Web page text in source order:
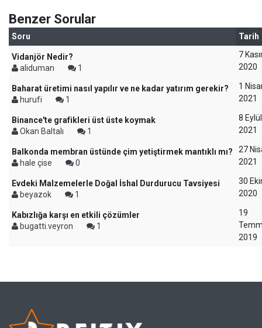
Benzer Sorular
Soru Tarih
Vidanjör Nedir?
aliduman
1
7
2020
Baharat üretimi nasıl yapılır ve ne kadar yatırım gerekir?
hurufi
1
1
2021
Binance'te grafikleri üst üste koymak
Okan Baltalı
1
8 Eylül
2021
Balkonda membran üstünde çim yetiştirmek mantıklı mı?
hale çise
0
27
2021
Evdeki Malzemelerle Doğal İshal Durdurucu Tavsiyesi
beyazok
1
30
2020
Kabızlığa karşı en etkili çözümler
bugatti.veyron
1
19
2019